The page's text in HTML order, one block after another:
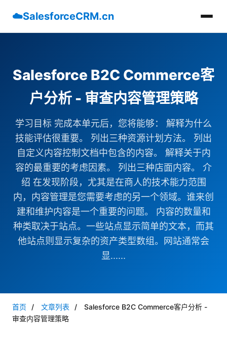
☁️SalesforceCRM.cn
Salesforce B2C Commerce客
户分析 - 审查内容管理策略
学习目标 完成本单元后，您将能够： 解释为什么
技能评估很重要。 列出三种资源计划方法。 列出
自定义内容控制文档中包含的内容。 解释关于内
容的最重要的考虑因素。 列出三种店面内容。 介
绍 在发现阶段，尤其是在商人的技术能力范围
内，内容管理是您需要考虑的另一个领域。谁来创
建和维护内容是一个重要的问题。 内容的数量和
种类取决于站点。一些站点显示简单的文本，而其
他站点则显示复杂的资产类型数组。网站通常会
显......
首页 / 文章列表 /
Salesforce B2C Commerce客户分析 -
审查内容管理策略